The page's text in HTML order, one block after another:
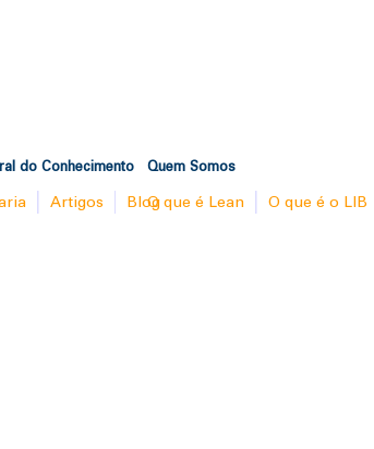
do Conhecimento
Artigos Blog
Quem Somos
O que é Lean O que é o LIB